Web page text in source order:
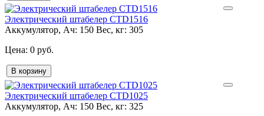
Электрический штабелер CTD1516
Аккумулятор, Ач: 150 Вес, кг: 305
0 руб.
В корзину
Электрический штабелер CTD1025
Аккумулятор, Ач: 150 Вес, кг: 325